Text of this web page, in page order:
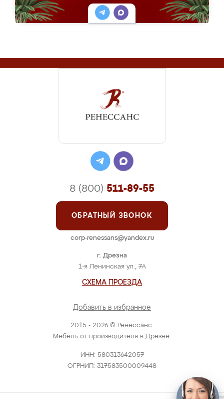
2015 - 2026 © Ренессанс.
Мебель от производителя в Дрезне.
ИНН: 580313642057
ОГРНИП: 317583500009448
г. Дрезна
1-я Ленинская ул., 7А
СХЕМА ПРОЕЗДА
Добавить в избранное
8 (800) 511-89-55
ОБРАТНЫЙ ЗВОНОК
corp-renessans@yandex.ru